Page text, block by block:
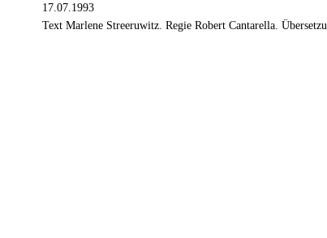
17.07.1993
Text Marlene Streeruwitz. Regie Robert Cantarella.